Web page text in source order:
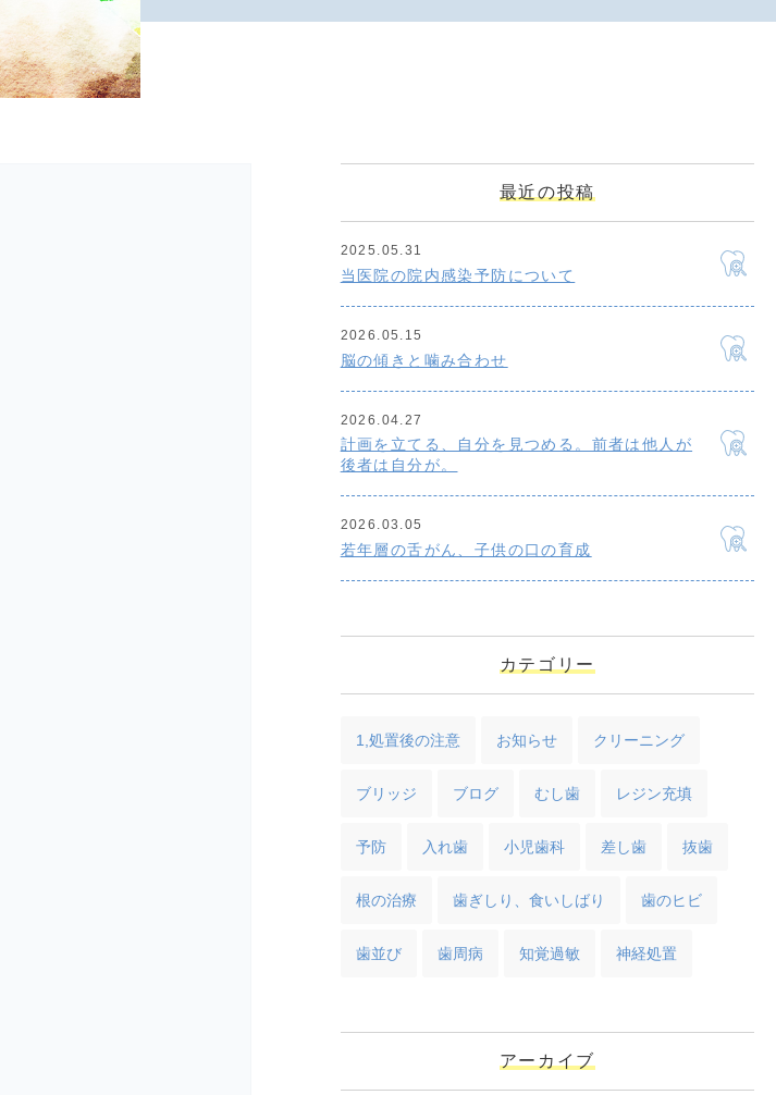
最近の投稿
2025.05.31
当医院の院内感染予防について
2026.05.15
脳の傾きと噛み合わせ
2026.04.27
計画を立てる、自分を見つめる。前者は他人が
後者は自分が。
2026.03.05
若年層の舌がん、子供の口の育成
カテゴリー
1,処置後の注意 お知らせ クリーニング
ブリッジ ブログ むし歯 レジン充填
予防 入れ歯 小児歯科 差し歯 抜歯
根の治療 歯ぎしり、食いしばり 歯のヒビ
歯並び 歯周病 知覚過敏 神経処置
アーカイブ